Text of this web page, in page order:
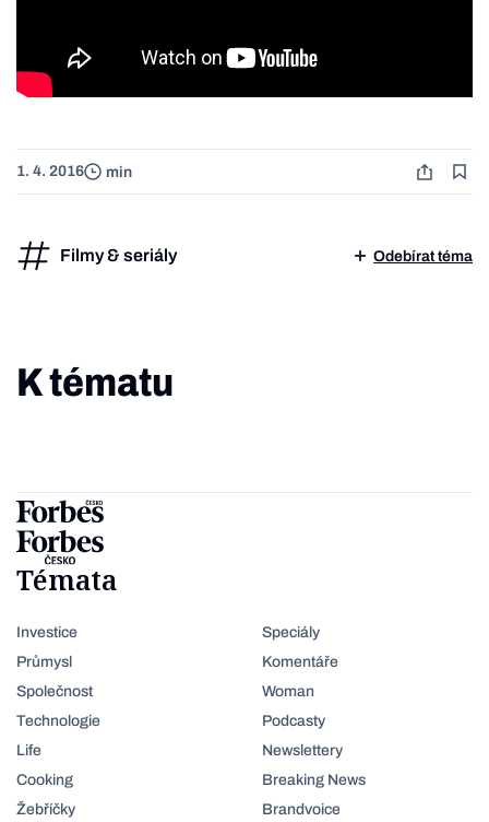
1. 4. 2016 min
Filmy & seriály Odebírat téma
K tématu
Témata
Investice
Průmysl
Společnost
Technologie
Life
Cooking
Žebříčky
Speciály
Komentáře
Woman
Podcasty
Newslettery
Breaking News
Brandvoice